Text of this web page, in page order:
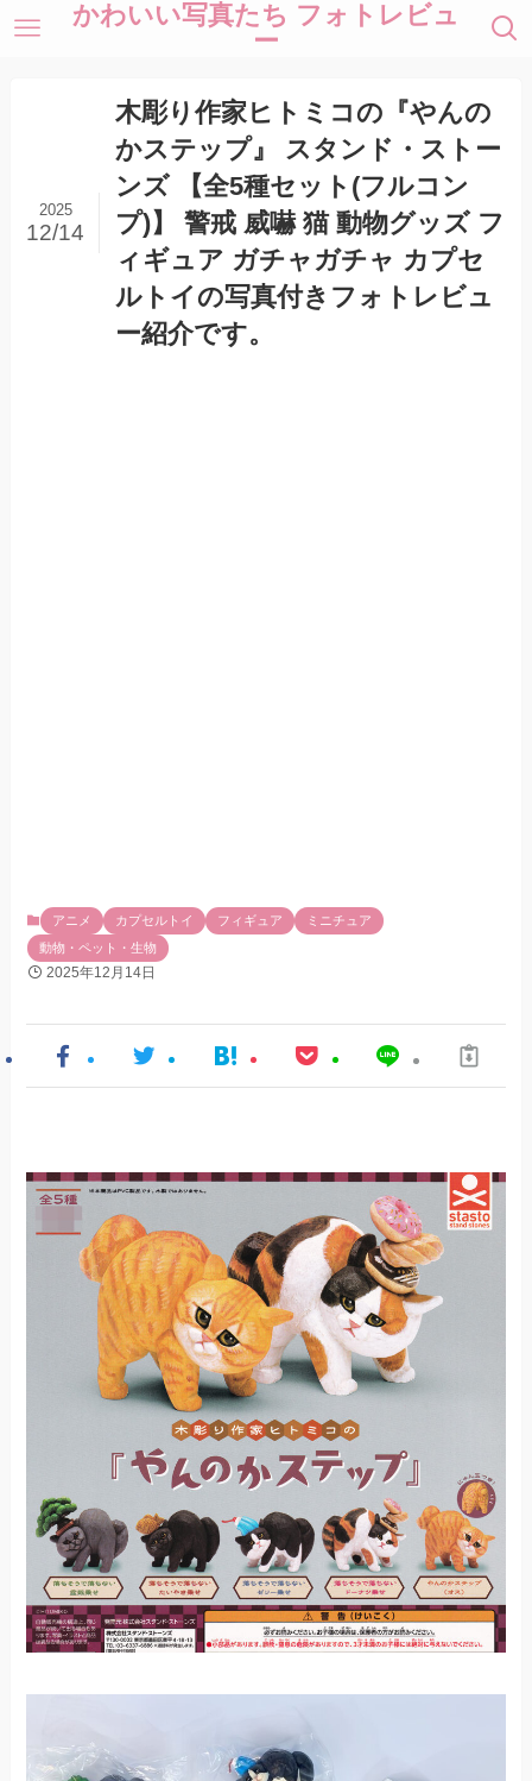
かわいい写真たち フォトレビュ
ー
木彫り作家ヒトミコの『やんの
かステップ』 スタンド・ストー
ンズ 【全5種セット(フルコン
プ)】 警戒 威嚇 猫 動物グッズ フ
ィギュア ガチャガチャ カプセ
ルトイの写真付きフォトレビュ
ー紹介です。
2025
12/14
アニメ カプセルトイ フィギュア
ミニチュア
動物・ペット・生物
2025年12月14日